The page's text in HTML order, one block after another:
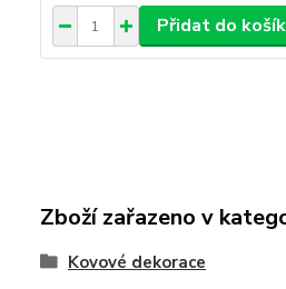
Přidat do
Zboží zařazeno v
Kovové dekorace